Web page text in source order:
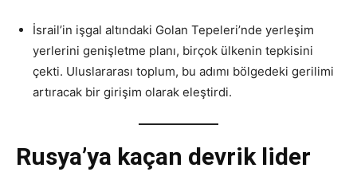
İsrail’in işgal altındaki Golan Tepeleri’nde yerleşim
yerlerini genişletme planı, birçok ülkenin tepkisini
çekti. Uluslararası toplum, bu adımı bölgedeki gerilimi
artıracak bir girişim olarak eleştirdi.
Rusya’ya kaçan devrik lider